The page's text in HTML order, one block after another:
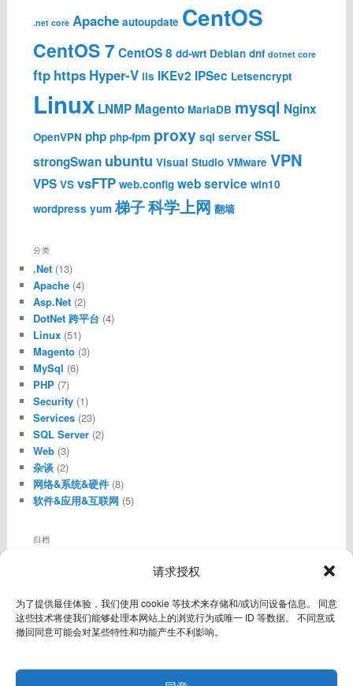
请求授权
为了提供最佳体验，我们使用 cookie 等技术来存储和/或访问设备信息。 同意
这些技术将使我们能够处理本网站上的浏览行为或唯一 ID 等数据。 不同意或
撤回同意可能会对某些特性和功能产生不利影响。
.net core Apache autoupdate CentOS
CentOS 7 CentOS 8 dd-wrt Debian dnf dotnet core
ftp https Hyper-V iis IKEv2 IPSec Letsencrypt
Linux LNMP Magento MariaDB mysql Nginx
OpenVPN php php-fpm proxy sql server SSL
strongSwan ubuntu Visual Studio VMware VPN
VPS VS vsFTP web.config web service win10
wordpress yum 梯子科学上网 翻墙
分类
.Net(13)
Apache(4)
Asp.Net(2)
DotNet 跨平台 (4)
Linux(51)
Magento(3)
MySql (6)
PHP(7)
Security(1)
Services(23)
SQL Server(2)
Web(3)
杂谈(2)
网络&系统&硬件(8)
软件&应用&互联网(5)
归档
登录
条目 feed